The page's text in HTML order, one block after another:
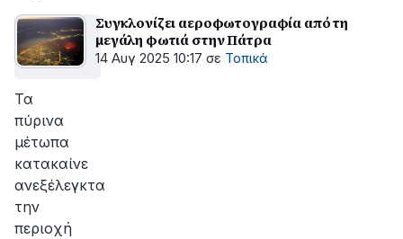
Συγκλονίζει αεροφωτογραφία από τη
μεγάλη φωτιά στην Πάτρα
14 Αυγ 2025 10:17 σε Τοπικά
Τα
πύρινα
μέτωπα
κατακαίνε
ανεξέλεγκτα
την
περιοχή